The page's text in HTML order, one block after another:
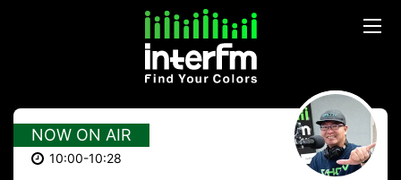
NOW ON AIR
10:00-10:28